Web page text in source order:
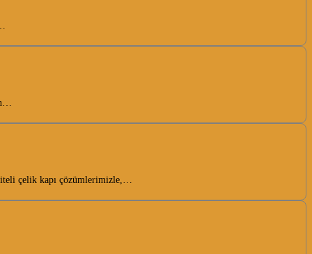
çelik kapı çözümlerimizle,…